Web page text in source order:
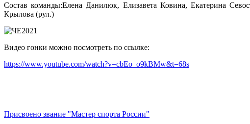
Состав команды:Елена Данилюк, Елизавета Ковина, Екатерина
Крылова (рул.)
Видео гонки можно посмотреть по ссылке:
https://www.youtube.com/watch?v=cbEo_o9kBMw&t=68s
Присвоено звание "Мастер спорта России"